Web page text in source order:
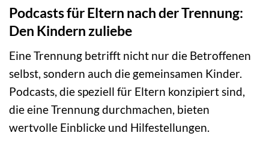
Podcasts für Eltern nach der Trennung:
Den Kindern zuliebe
Eine Trennung betrifft nicht nur die Betroffenen
selbst, sondern auch die gemeinsamen Kinder.
Podcasts, die speziell für Eltern konzipiert sind,
die eine Trennung durchmachen, bieten
wertvolle Einblicke und Hilfestellungen.